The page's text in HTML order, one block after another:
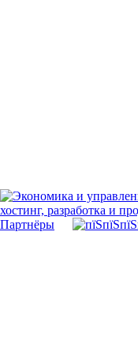
хостинг, разработка и
Партнёры